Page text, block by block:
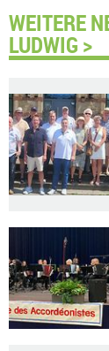
WEITERE
LUDWIG >